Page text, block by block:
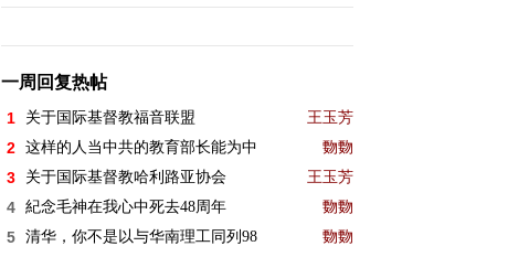
一周回复热帖
1 关于国际基督教福音联盟 王玉芳
2 这样的人当中共的教育部长能为中 覅覅
3 关于国际基督教哈利路亚协会 王玉芳
4 紀念毛神在我心中死去48周年 覅覅
5 清华，你不是以与华南理工同列98 覅覅